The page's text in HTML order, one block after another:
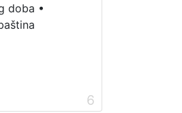
doba •
6